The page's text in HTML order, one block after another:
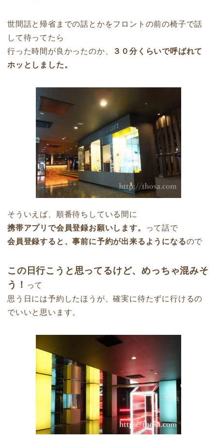
世間話と帰省までの話とかをフロントの前の椅子で話
して待ってたら
行った時間が良かったのか、
３０分くらいで呼ばれて
ホッとしました。
そういえば、順番待ちしている間に
携帯アプリで会員登録お願いします。
って話で
会員登録すると、事前に予約が出来るようになるので
この日行こうと思ってるけど、めっちゃ混みそ
う！ って
思う日には予約したほうが、確実に待たずに行けるの
でいいと思います。